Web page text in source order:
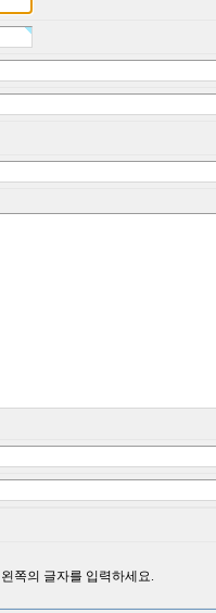
왼쪽의 글자를 입력하세요.